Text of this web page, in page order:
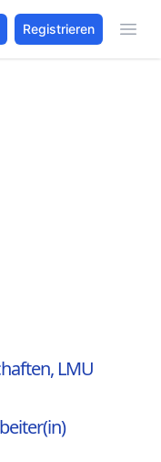
Registrieren
LMU